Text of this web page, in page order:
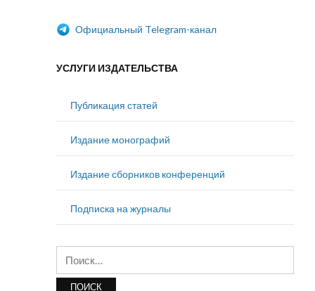
Официальный Telegram-канал
УСЛУГИ ИЗДАТЕЛЬСТВА
Публикация статей
Издание монографий
Издание сборников конференций
Подписка на журналы